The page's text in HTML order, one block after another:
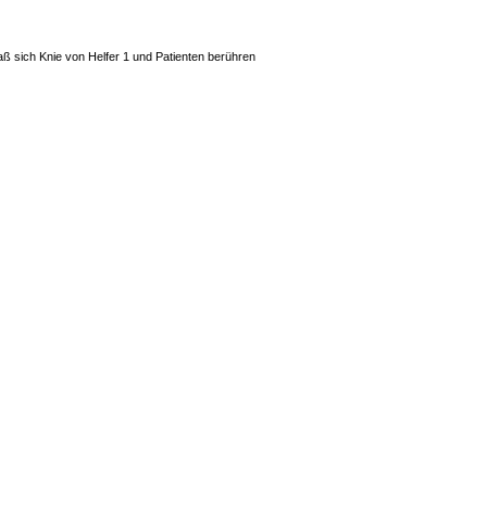
sich Knie von Helfer 1 und Patienten berühren